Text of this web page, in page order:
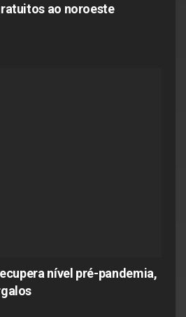
ao noroeste
nível pré-pandemia,